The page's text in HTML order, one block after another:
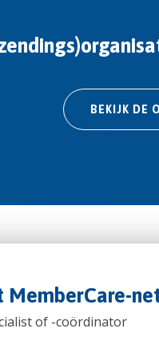
BEKIJK DE
MemberCare-
of -coördinator